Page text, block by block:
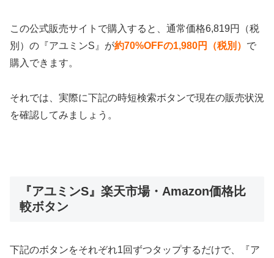
この公式販売サイトで購入すると、通常価格6,819円（税
別）の『アユミンS』が約70%OFFの1,980円（税別） で
購入できます。
それでは、実際に下記の時短検索ボタンで現在の販売状況
を確認してみましょう。
『アユミンS』楽天市場・Amazon価格比
較ボタン
下記のボタンをそれぞれ1回ずつタップするだけで、『ア